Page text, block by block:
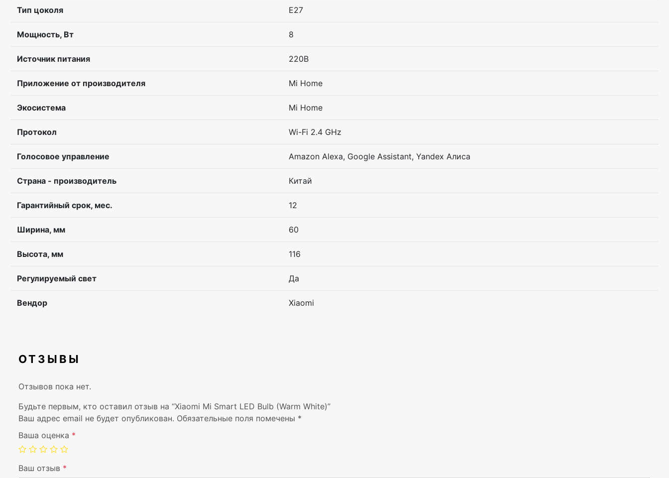
Тип цоколя E27
Мощность, Вт 8
Источник питания 220В
Приложение от производителя Mi Home
Экосистема Mi Home
Протокол Wi-Fi 2.4 GHz
Голосовое управление Amazon Alexa, Google Assistant, Yandex Алиса
Страна - производитель Китай
Гарантийный срок, мес. 12
Ширина, мм 60
Высота, мм 116
Регулируемый свет Да
Вендор Xiaomi
ОТЗЫВЫ
Отзывов пока нет.
Будьте первым, кто оставил отзыв на “Xiaomi Mi Smart LED Bulb (Warm White)”
Ваш адрес email не будет опубликован. Обязательные поля помечены *
Ваша оценка *
Ваш отзыв *